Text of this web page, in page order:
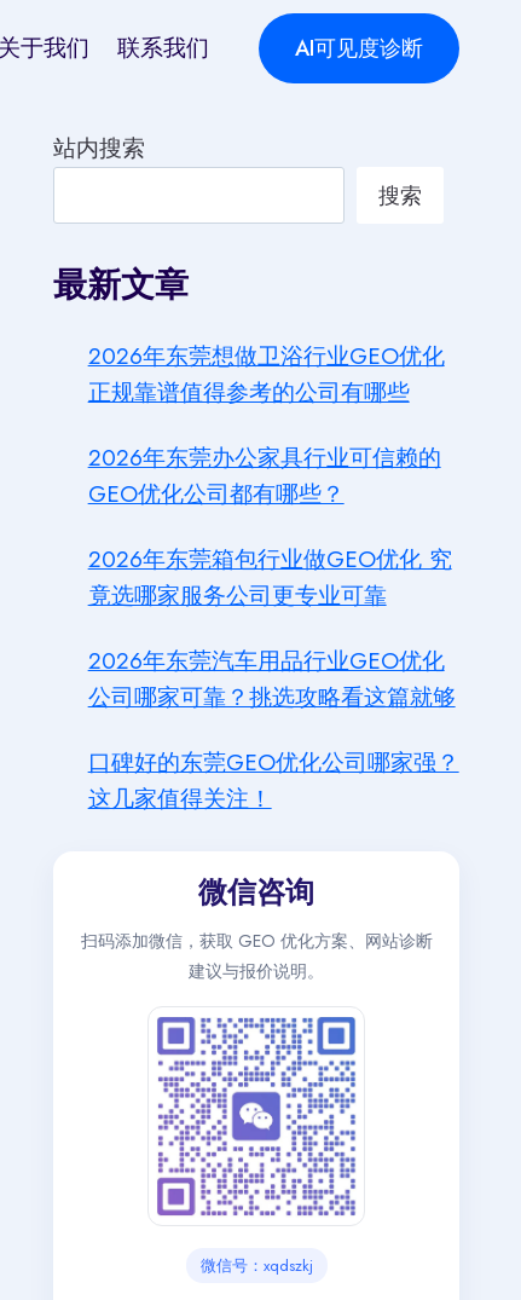
关于我们 联系我们 AI可见度诊断
站内搜索
搜索
最新文章
2026年东莞想做卫浴行业GEO优化
正规靠谱值得参考的公司有哪些
2026年东莞办公家具行业可信赖的
GEO优化公司都有哪些？
2026年东莞箱包行业做GEO优化 究
竟选哪家服务公司更专业可靠
2026年东莞汽车用品行业GEO优化
公司哪家可靠？挑选攻略看这篇就够
口碑好的东莞GEO优化公司哪家强？
这几家值得关注！
微信咨询
扫码添加微信，获取 GEO 优化方案、网站诊断
建议与报价说明。
微信号：xqdszkj